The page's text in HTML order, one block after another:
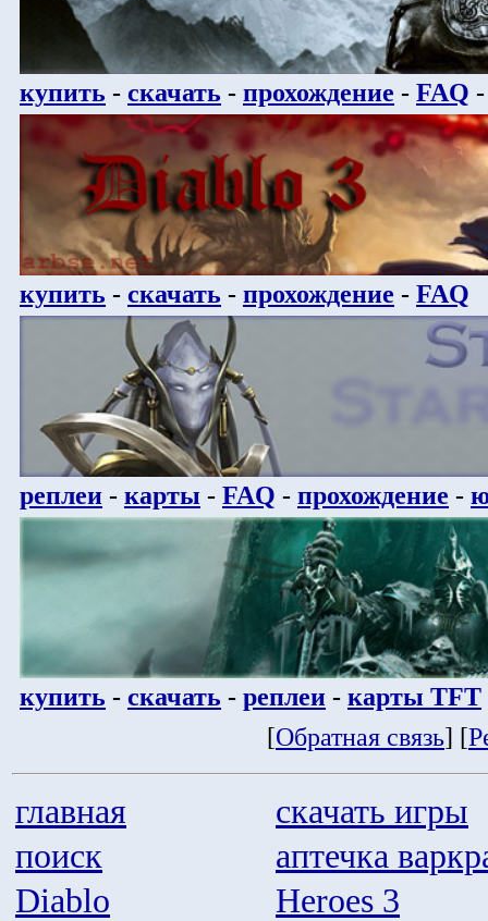
купить - скачать - прохождение - FAQ
купить - скачать - прохождение - FAQ
реплеи - карты - FAQ - прохождение -
купить - скачать - реплеи - карты TFT
[Обратная связь] [
главная
скачать игры
поиск
аптечка
Diablo
Heroes 3